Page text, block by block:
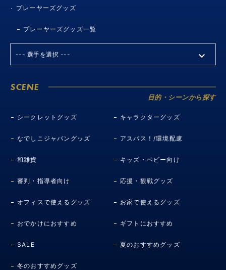
プレーヤーズグッズ
プレーヤーズグッズ一覧
SCENE
目的・シーンから探す
シークレットグッズ キャラクターグッズ
なでしこジャパングッズ アスパス！/環境配慮
和雑貨 キッズ・ベビー向け
審判・指導者向け 応援・観戦グッズ
オフィスで使えるグッズ お家で使えるグッズ
おでかけにおすすめ ギフトにおすすめ
SALE 夏のおすすめグッズ
冬のおすすめグッズ